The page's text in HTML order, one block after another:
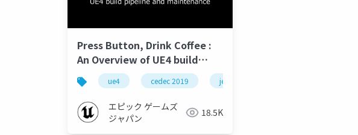
Press Button, Drink Coffee :
An Overview of UE4 build
pipeline and
maintenance【CEDEC 2019】
ue4 cedec 2019 jenkins
エピック ゲームズ
ジャパン
18.5K